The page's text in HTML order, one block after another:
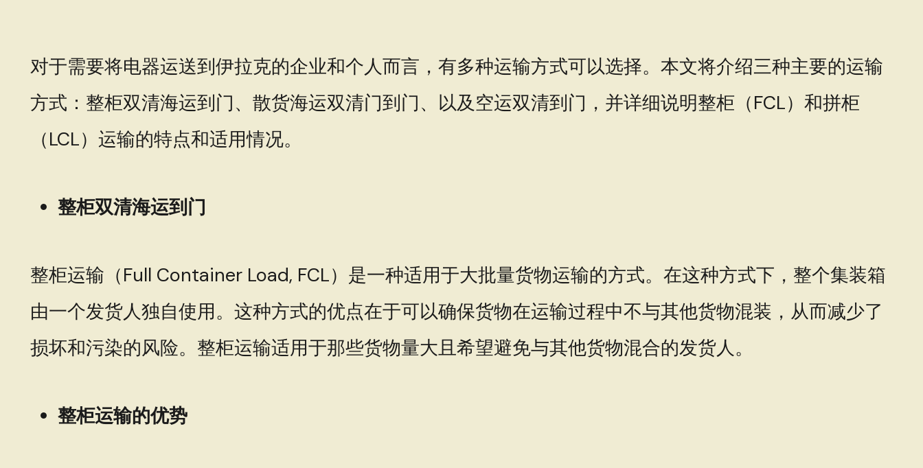
对于需要将电器运送到伊拉克的企业和个人而言，有多种运输方式可以选择。本文将介绍三种主要的运输
方式：整柜双清海运到门、散货海运双清门到门、以及空运双清到门，并详细说明整柜（FCL）和拼柜
（LCL）运输的特点和适用情况。
整柜双清海运到门
整柜运输（Full Container Load, FCL）是一种适用于大批量货物运输的方式。在这种方式下，整个集装箱
由一个发货人独自使用。这种方式的优点在于可以确保货物在运输过程中不与其他货物混装，从而减少了
损坏和污染的风险。整柜运输适用于那些货物量大且希望避免与其他货物混合的发货人。
整柜运输的优势